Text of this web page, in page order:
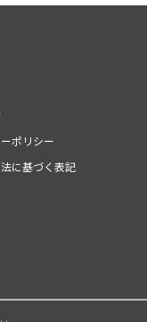
ポリシー
に基づく表記